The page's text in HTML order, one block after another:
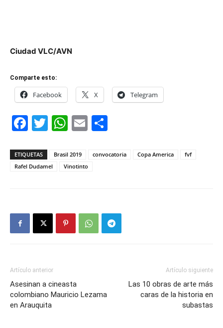
Ciudad VLC/AVN
Comparte esto:
Facebook X Telegram
Facebook
Twitter
WhatsApp
Email
ETIQUETAS Brasil 2019 convocatoria Copa America
fvf
Rafel Dudamel
Vinotinto
Artículo anterior
Asesinan a cineasta
colombiano Mauricio Lezama
en Arauquita
Artículo siguiente
Las 10 obras de arte más
caras de la historia en
subastas